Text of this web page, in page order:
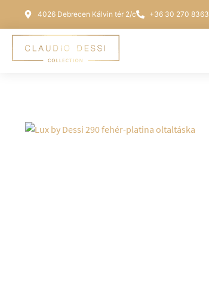
4026 Debrecen Kálvin tér 2/c +36 30 270 8363